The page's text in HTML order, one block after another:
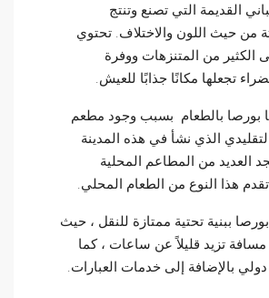
القديمة التي تصنع وتنتج
من حيث اللون والاختلاف. تحتوي
الكثير من المتنزهات ووفرة
تجعلها مكانًا جذابًا للعيش.
بورصا بالطعام بسبب وجود مطعم
الذي نشأ في هذه المدينة
العديد من المطاعم المحلية
تقدم هذا النوع من الطعام المحلي.
ببنية تحتية ممتازة للنقل ، حيث
تزيد قليلاً عن ساعات ، كما
بالإضافة إلى خدمات العبارات.